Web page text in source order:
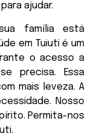
ajudar.
família está
em Tuiuti é um
o acesso a
precisa. Essa
mais leveza. A
Nosso
Permita-nos